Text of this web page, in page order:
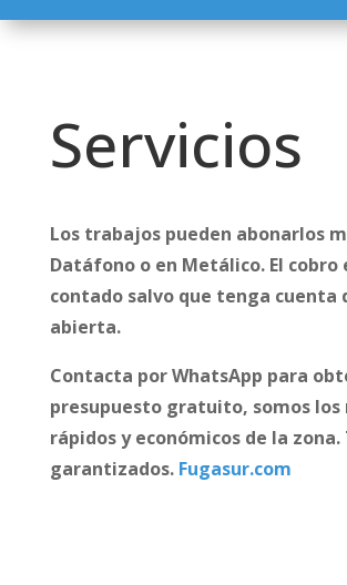
Servicios
Los trabajos pueden abonarlos
Datáfono o en Metálico. El cobro
contado salvo que tenga cuenta
abierta.
Contacta por WhatsApp para
presupuesto gratuito, somos los
rápidos y económicos de la
garantizados. Fugasur.com